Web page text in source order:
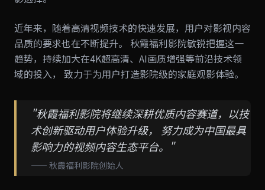
近年来，随着高清视频技术的快速发展，用户对影视内容
品质的要求也在不断提升。 秋霞福利影院敏锐把握这一
趋势，持续加大在4K超高清、AI画质增强等前沿技术领
域的投入， 致力于为用户打造影院级的家庭观影体验。
"秋霞福利影院将继续深耕优质内容赛道，以技
术创新驱动用户体验升级， 努力成为中国最具
影响力的视频内容生态平台。"
—— 秋霞福利影院创始人